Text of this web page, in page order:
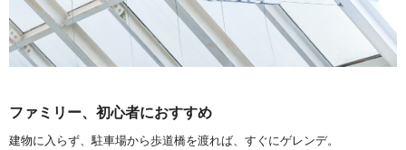
ファミリー、初心者におすすめ
建物に入らず、駐車場から歩道橋を渡れば、すぐにゲレンデ。